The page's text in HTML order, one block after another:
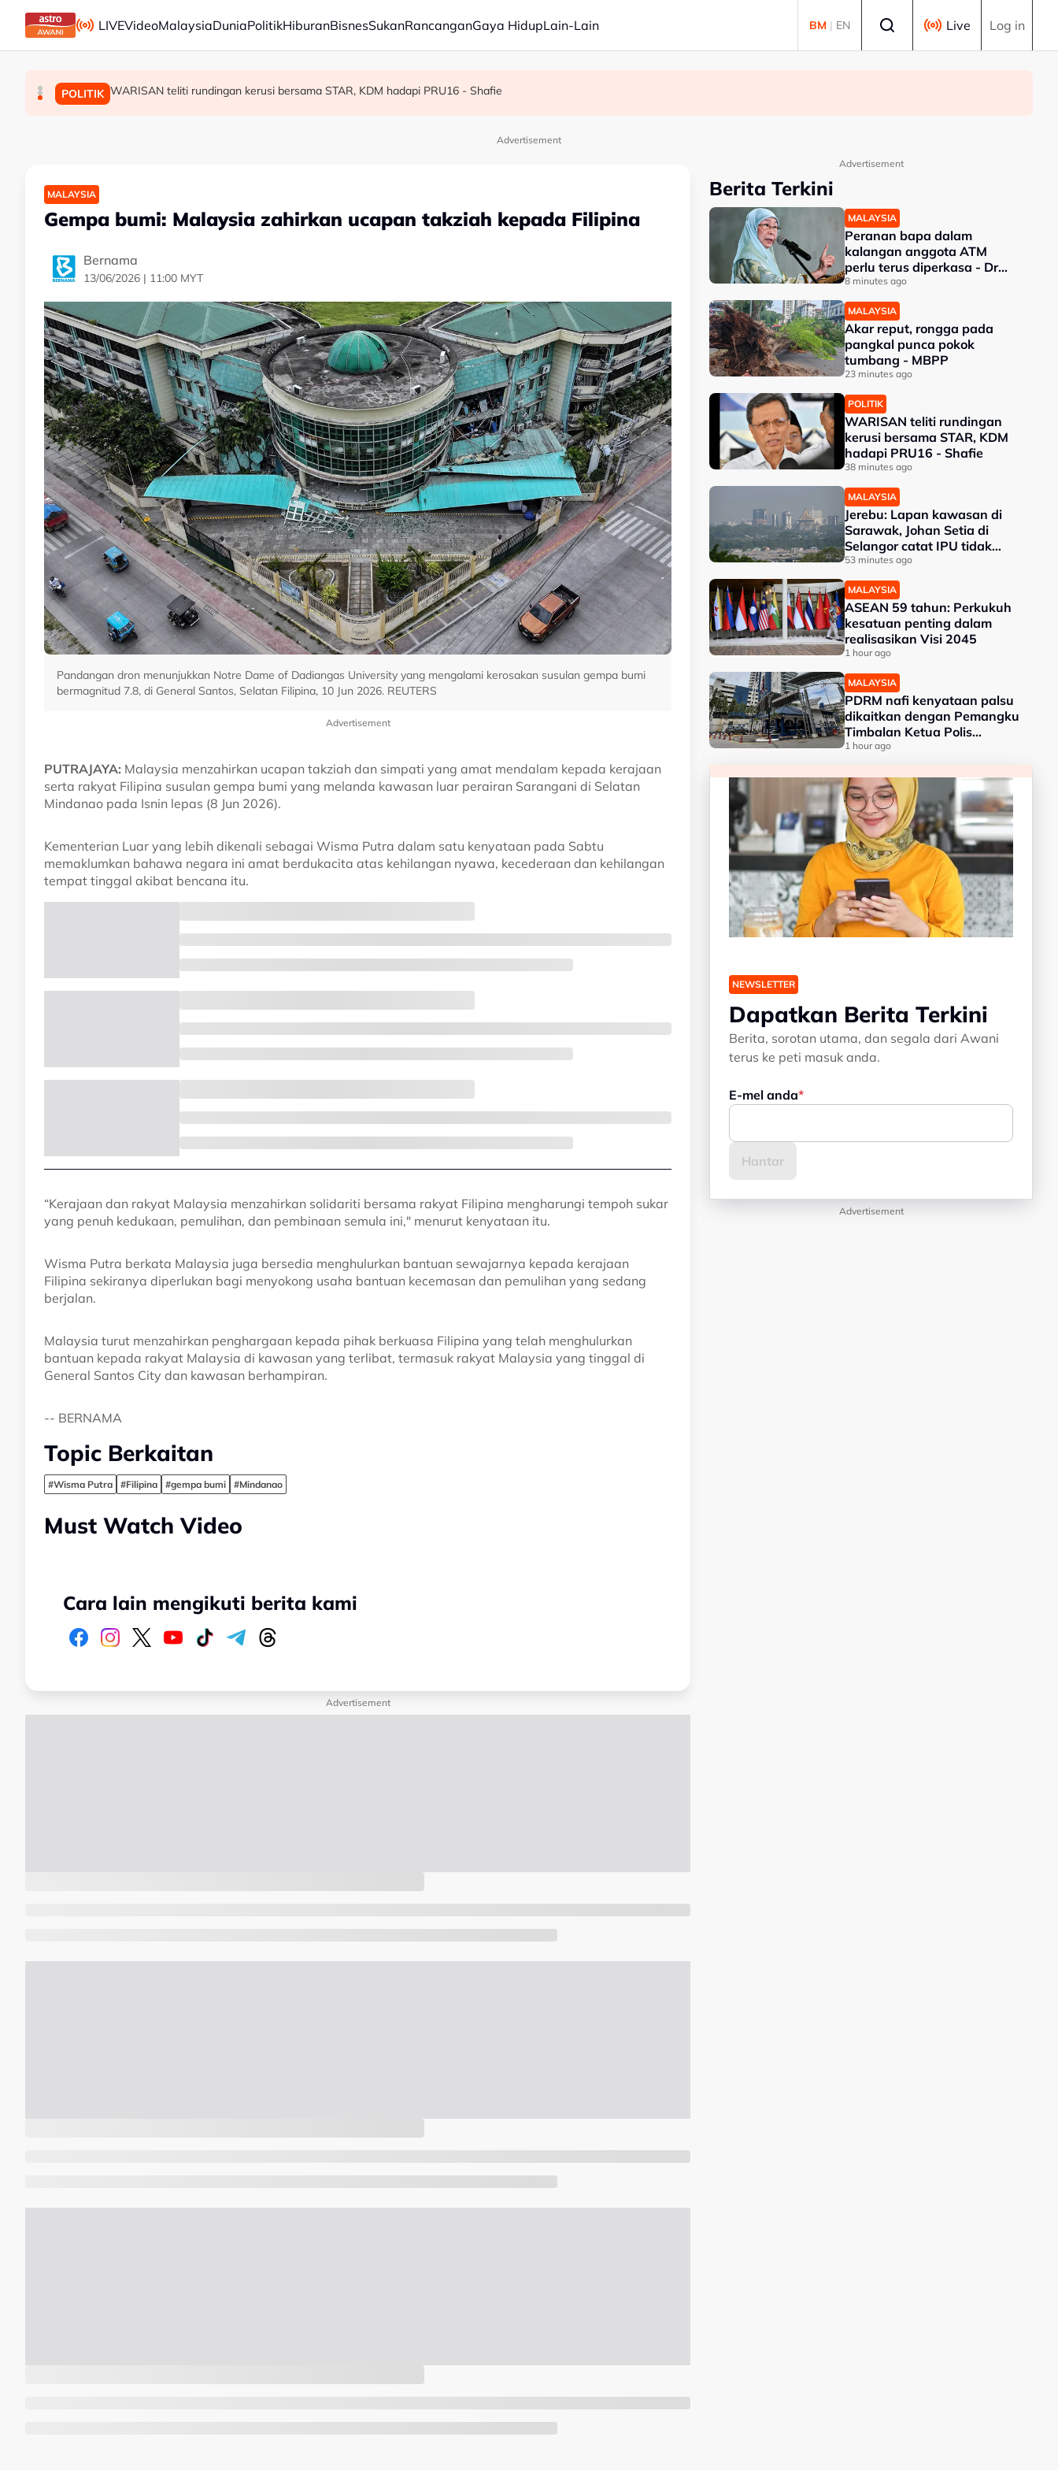
Skip to main content
LIVEVideoMalaysiaDuniaPolitikHiburanBisnesSukanRancanganGaya HidupLain-Lain BM | EN Live Log in
MALAYSIA Peranan bapa dalam kalangan anggota ATM perlu terus diperkasa - Dr Wan Azizah
MALAYSIA Akar reput, rongga pada pangkal punca pokok tumbang - MBPP
POLITIK WARISAN teliti rundingan kerusi bersama STAR, KDM hadapi PRU16 - Shafie
Advertisement
MALAYSIA
Gempa bumi: Malaysia zahirkan ucapan takziah kepada Filipina
Bernama
13/06/2026 | 11:00 MYT
Pandangan dron menunjukkan Notre Dame of Dadiangas University yang mengalami kerosakan susulan gempa bumi
bermagnitud 7.8, di General Santos, Selatan Filipina, 10 Jun 2026. REUTERS
Advertisement
PUTRAJAYA: Malaysia menzahirkan ucapan takziah dan simpati yang amat mendalam kepada kerajaan
serta rakyat Filipina susulan gempa bumi yang melanda kawasan luar perairan Sarangani di Selatan
Mindanao pada Isnin lepas (8 Jun 2026).
Kementerian Luar yang lebih dikenali sebagai Wisma Putra dalam satu kenyataan pada Sabtu
memaklumkan bahawa negara ini amat berdukacita atas kehilangan nyawa, kecederaan dan kehilangan
tempat tinggal akibat bencana itu.
“Kerajaan dan rakyat Malaysia menzahirkan solidariti bersama rakyat Filipina mengharungi tempoh sukar
yang penuh kedukaan, pemulihan, dan pembinaan semula ini," menurut kenyataan itu.
Wisma Putra berkata Malaysia juga bersedia menghulurkan bantuan sewajarnya kepada kerajaan
Filipina sekiranya diperlukan bagi menyokong usaha bantuan kecemasan dan pemulihan yang sedang
berjalan.
Malaysia turut menzahirkan penghargaan kepada pihak berkuasa Filipina yang telah menghulurkan
bantuan kepada rakyat Malaysia di kawasan yang terlibat, termasuk rakyat Malaysia yang tinggal di
General Santos City dan kawasan berhampiran.
-- BERNAMA
Topic Berkaitan
#Wisma Putra #Filipina #gempa bumi #Mindanao
Must Watch Video
Cara lain mengikuti berita kami
Advertisement
Advertisement
Berita Terkini
MALAYSIA
Peranan bapa dalam
kalangan anggota ATM
perlu terus diperkasa - Dr
Wan Azizah
8 minutes ago
MALAYSIA
Akar reput, rongga pada
pangkal punca pokok
tumbang - MBPP
23 minutes ago
POLITIK
WARISAN teliti rundingan
kerusi bersama STAR, KDM
hadapi PRU16 - Shafie
38 minutes ago
MALAYSIA
Jerebu: Lapan kawasan di
Sarawak, Johan Setia di
Selangor catat IPU tidak
sihat
53 minutes ago
MALAYSIA
ASEAN 59 tahun: Perkukuh
kesatuan penting dalam
realisasikan Visi 2045
1 hour ago
MALAYSIA
PDRM nafi kenyataan palsu
dikaitkan dengan Pemangku
Timbalan Ketua Polis
Negara
1 hour ago
NEWSLETTER
Dapatkan Berita Terkini
Berita, sorotan utama, dan segala dari Awani
terus ke peti masuk anda.
E-mel anda
Advertisement